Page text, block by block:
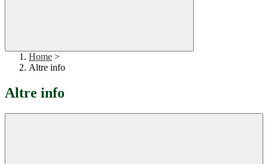
Home >
Altre info
Altre info